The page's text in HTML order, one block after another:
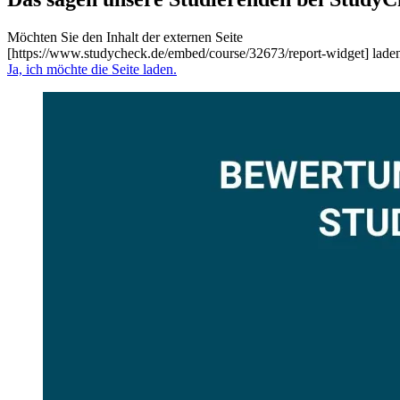
Möchten Sie den Inhalt der externen Seite
[https://www.studycheck.de/embed/course/32673/report-widget]
Ja, ich möchte die Seite laden.